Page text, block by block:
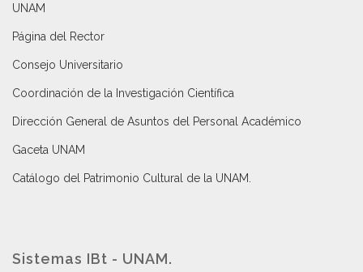
UNAM
Página del Rector
Consejo Universitario
Coordinación de la Investigación Científica
Dirección General de Asuntos del Personal Académico
Gaceta UNAM
Catálogo del Patrimonio Cultural de la UNAM.
Sistemas IBt - UNAM.